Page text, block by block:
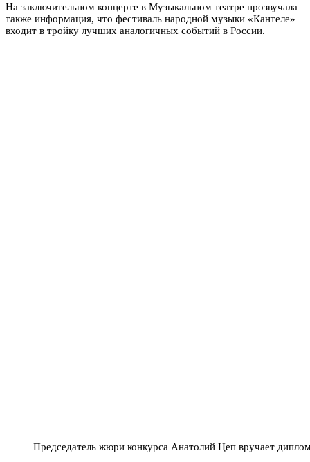
На заключительном концерте в Музыкальном театре прозвучала
также информация, что фестиваль народной музыки «Кантеле»
входит в тройку лучших аналогичных событий в России.
Председатель жюри конкурса Анатолий Цеп вручает